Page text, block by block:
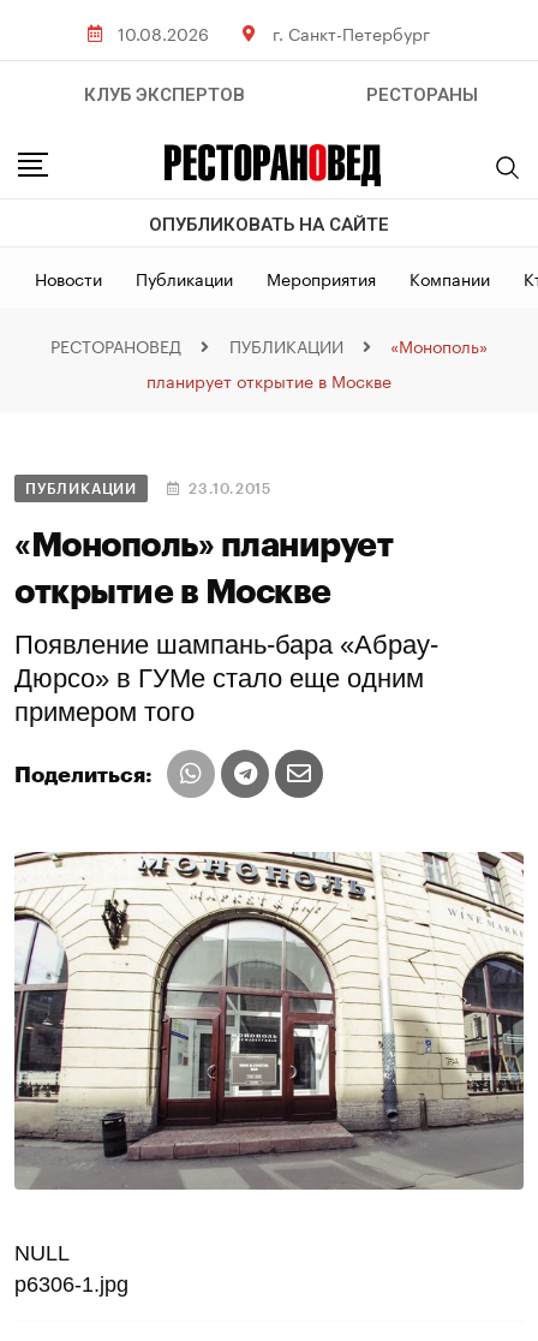
10.08.2026 г. Санкт-Петербург
КЛУБ ЭКСПЕРТОВ РЕСТОРАНЫ
ОПУБЛИКОВАТЬ НА САЙТЕ
Новости Публикации Мероприятия Компании
РЕСТОРАНОВЕД ПУБЛИКАЦИИ
«Монополь»
планирует открытие в Москве
ПУБЛИКАЦИИ 23.10.2015
«Монополь» планирует
открытие в Москве
Появление шампань-бара «Абрау-
Дюрсо» в ГУМе стало еще одним
примером того
Поделиться:
NULL
p6306-1.jpg